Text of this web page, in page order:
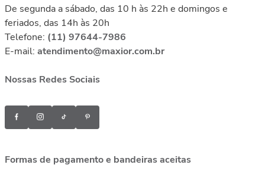
De segunda a sábado, das 10 h às 22h e domingos e
feriados, das 14h às 20h
Telefone: (11) 97644-7986
E-mail: atendimento@maxior.com.br
Nossas Redes Sociais
Formas de pagamento e bandeiras aceitas